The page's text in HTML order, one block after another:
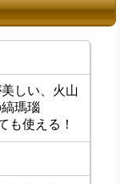
しい、火山
瑪瑙
も使える！